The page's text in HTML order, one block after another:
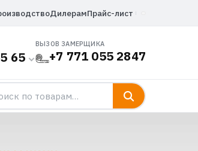
ДилерамПрайс-лист
65
ВЫЗОВ ЗАМЕРЩИКА
+7 771 055 2847